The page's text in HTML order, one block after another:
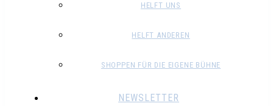
HELFT UNS
HELFT ANDEREN
SHOPPEN FÜR DIE EIGENE BÜHNE
NEWSLETTER